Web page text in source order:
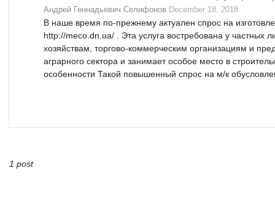
Андрей Геннадьевич Селифонов December 18, 2018
В наше время по-прежнему актуален спрос на
http://meco.dn.ua/ . Эта услуга востребована у частных
хозяйствам, торгово-коммерческим организациям и
аграрного сектора и занимает особое место в
особенности Такой повышенный спрос на м/к
1 post